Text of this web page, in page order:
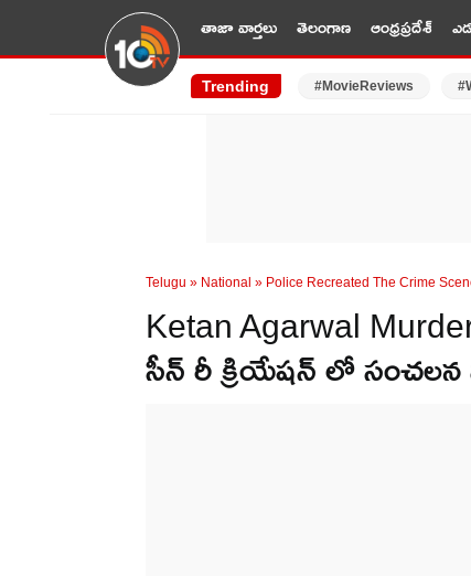
తాజా వార్తలు తెలంగాణ ఆంధ్రప్రదేశ్
Trending #MovieReviews
Telugu » National » Police Recreated The Crime
Ketan Agarwal
సీన్ రీ క్రియేషన్ లో సంచలన